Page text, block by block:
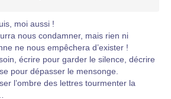
moi aussi !
nous condamner, mais rien ni
ne nous empêchera d’exister !
écrire pour garder le silence, décrire
pour dépasser le mensonge.
l’ombre des lettres tourmenter la